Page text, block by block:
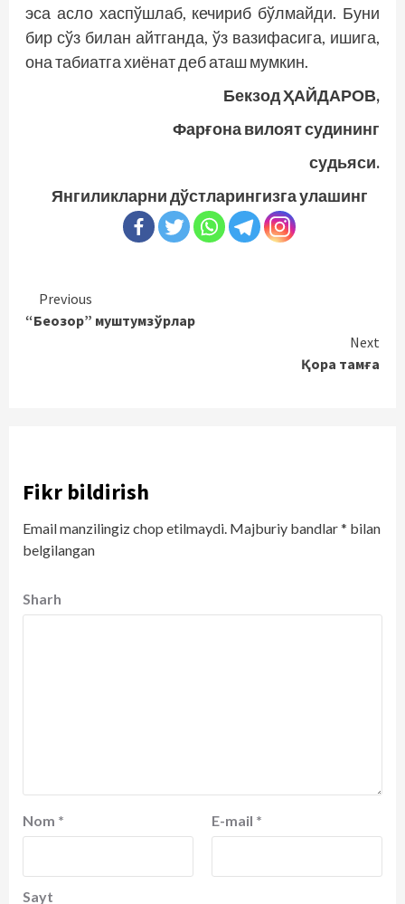
эса асло хаспўшлаб, кечириб бўлмайди. Буни
бир сўз билан айтганда, ўз вазифасига, ишига,
она табиатга хиёнат деб аташ мумкин.
Бекзод ҲАЙДАРОВ,
Фарғона вилоят судининг
судьяси.
Янгиликларни дўстларингизга улашинг
Continue
Reading
Previous
“Беозор” муштумзўрлар
Next
Қора тамға
Fikr bildirish
Email manzilingiz chop etilmaydi. Majburiy bandlar* bilan
belgilangan
Sharh
Nom * E-mail *
Sayt